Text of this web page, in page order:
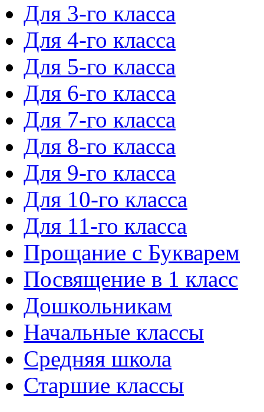
Для 3-го класса
Для 4-го класса
Для 5-го класса
Для 6-го класса
Для 7-го класса
Для 8-го класса
Для 9-го класса
Для 10-го класса
Для 11-го класса
Прощание с Букварем
Посвящение в 1 класс
Дошкольникам
Начальные классы
Средняя школа
Старшие классы